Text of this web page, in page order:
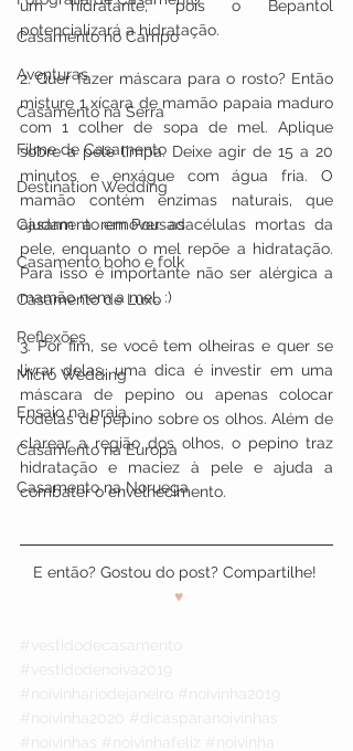
Casamento no Campo
Aventuras
Casamento na Serra
Filme de Casamento
Destination Wedding
Casamento em Pousada
Casamento boho e folk
Casamento de Luxo
Reflexões
Micro Wedding
Ensaio na praia
Casamento na Europa
Casamento na Noruega
um hidratante, pois o Bepantol
potencializará a hidratação.
2. Quer fazer máscara para o rosto? Então
misture 1 xícara de mamão papaia maduro
com 1 colher de sopa de mel. Aplique
sobre a pele limpa. Deixe agir de 15 a 20
minutos e enxágue com água fria. O
mamão contém enzimas naturais, que
ajudam a remover as células mortas da
pele, enquanto o mel repõe a hidratação.
Para isso é importante não ser alérgica a
mamão nem a mel. :)
3. Por fim, se você tem olheiras e quer se
livrar delas, uma dica é investir em uma
máscara de pepino ou apenas colocar
rodelas de pepino sobre os olhos. Além de
clarear a região dos olhos, o pepino traz
hidratação e maciez à pele e ajuda a
combater o envelhecimento.
E então? Gostou do post? Compartilhe!
♥
#vestidodecasamento